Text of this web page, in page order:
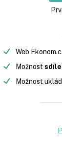
Web
Možnost
Možnost